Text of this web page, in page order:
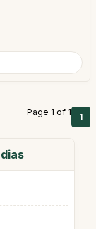
Page 1 of 1 1